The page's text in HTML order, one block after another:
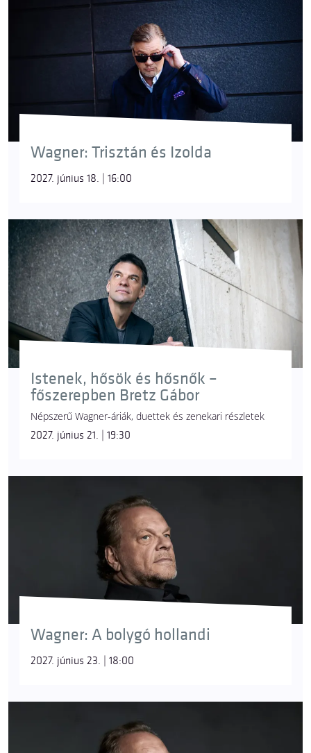
Wagner: Trisztán és Izolda
2027. június 18. | 16:00
Istenek, hősök és hősnők –
főszerepben Bretz Gábor
Népszerű Wagner-áriák, duettek és zenekari részletek
2027. június 21. | 19:30
Wagner: A bolygó hollandi
2027. június 23. | 18:00